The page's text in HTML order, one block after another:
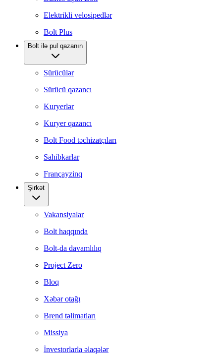
Elektrikli velosipedlər
Bolt Plus
Bolt ilə pul qazanın
Sürücülər
Sürücü qazancı
Kuryerlər
Kuryer qazancı
Bolt Food təchizatçıları
Sahibkarlar
Françayzinq
Şirkət
Vakansiyalar
Bolt haqqında
Bolt-da davamlılıq
Project Zero
Bloq
Xəbər otağı
Brend təlimatları
Missiya
İnvestorlarla əlaqələr